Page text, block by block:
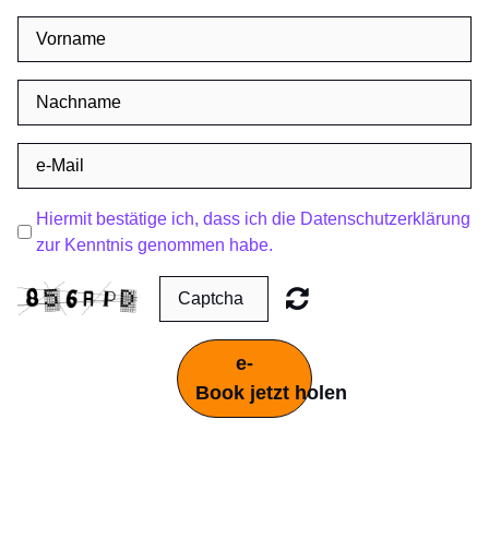
Hiermit bestätige ich, dass ich die Datenschutzerklärung
zur Kenntnis genommen habe.
e-
Book jetzt holen